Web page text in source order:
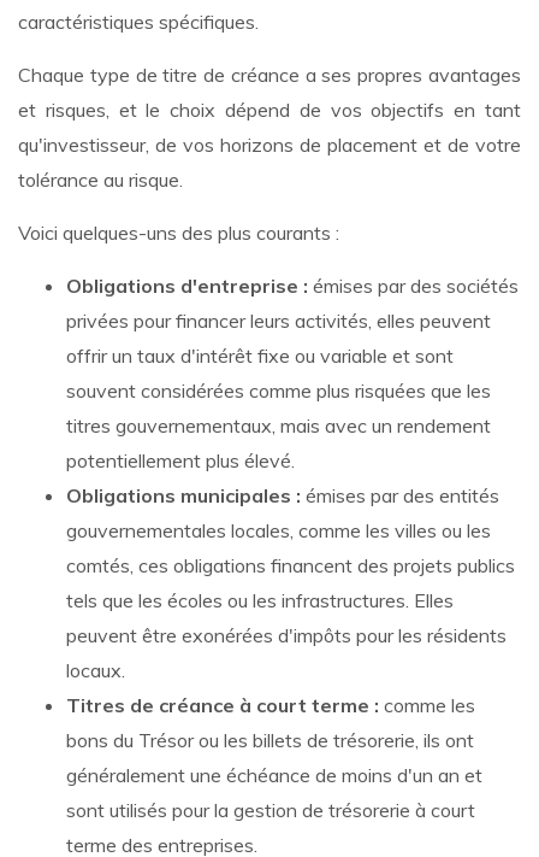
caractéristiques spécifiques.
Chaque type de titre de créance a ses propres avantages
et risques, et le choix dépend de vos objectifs en tant
qu'investisseur, de vos horizons de placement et de votre
tolérance au risque.
Voici quelques-uns des plus courants :
Obligations d'entreprise : émises par des sociétés
privées pour financer leurs activités, elles peuvent
offrir un taux d'intérêt fixe ou variable et sont
souvent considérées comme plus risquées que les
titres gouvernementaux, mais avec un rendement
potentiellement plus élevé.
Obligations municipales : émises par des entités
gouvernementales locales, comme les villes ou les
comtés, ces obligations financent des projets publics
tels que les écoles ou les infrastructures. Elles
peuvent être exonérées d'impôts pour les résidents
locaux.
Titres de créance à court terme : comme les
bons du Trésor ou les billets de trésorerie, ils ont
généralement une échéance de moins d'un an et
sont utilisés pour la gestion de trésorerie à court
terme des entreprises.